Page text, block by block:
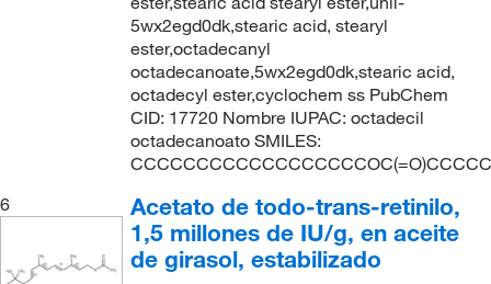
5wx2egd0dk,stearic acid, stearyl
ester,octadecanyl
octadecanoate,5wx2egd0dk,stearic acid,
octadecyl ester,cyclochem ss PubChem
CID: 17720 Nombre IUPAC: octadecil
octadecanoato SMILES:
6
Acetato de todo-trans-retinilo,
1,5 millones de IU/g, en aceite
de girasol, estabilizado